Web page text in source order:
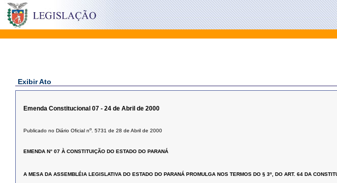
Exibir Ato
Emenda Constitucional 07 - 24 de Abril de 2000
Publicado no Diário Oficial no. 5731 de 28 de Abril de 2000
EMENDA N° 07 À CONSTITUIÇÃO DO ESTADO DO PARANÁ
A MESA DA ASSEMBLÉIA LEGISLATIVA DO ESTADO DO PARANÁ PROMULGA NOS TERMOS DO § 3º, DO ART. 64 DA